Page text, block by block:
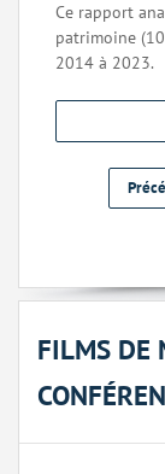
Ce rapport
patrimoine
2014 à 2023.
FILMS DE